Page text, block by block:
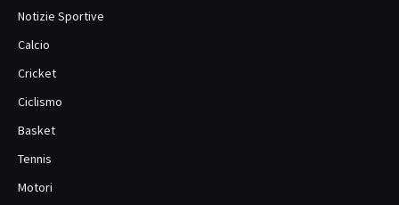
Notizie Sportive
Calcio
Cricket
Ciclismo
Basket
Tennis
Motori